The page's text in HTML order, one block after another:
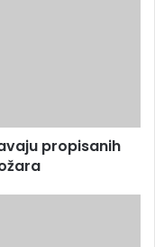
propisanih